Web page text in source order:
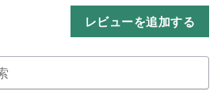
レビューを追加する